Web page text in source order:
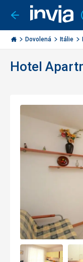
Jít
zpět
Invia.cz
Dovolená Itálie
Hotel